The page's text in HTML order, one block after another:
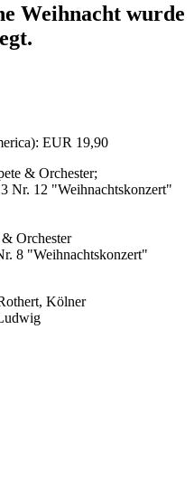
Weihnacht wurde
EUR 19,90
& Orchester;
Nr. 12 "Weihnachtskonzert"
Orchester
8 "Weihnachtskonzert"
Kölner